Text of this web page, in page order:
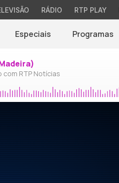
RÁDIO RTP PLAY
Especiais Programas
com RTP Notícias